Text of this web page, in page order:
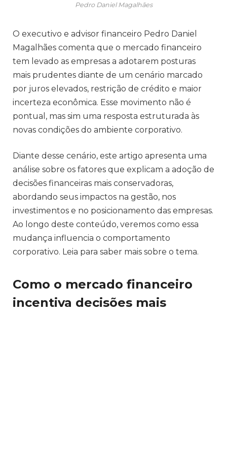
Pedro Daniel Magalhães
O executivo e advisor financeiro Pedro Daniel
Magalhães comenta que o mercado financeiro
tem levado as empresas a adotarem posturas
mais prudentes diante de um cenário marcado
por juros elevados, restrição de crédito e maior
incerteza econômica. Esse movimento não é
pontual, mas sim uma resposta estruturada às
novas condições do ambiente corporativo.
Diante desse cenário, este artigo apresenta uma
análise sobre os fatores que explicam a adoção de
decisões financeiras mais conservadoras,
abordando seus impactos na gestão, nos
investimentos e no posicionamento das empresas.
Ao longo deste conteúdo, veremos como essa
mudança influencia o comportamento
corporativo. Leia para saber mais sobre o tema.
Como o mercado financeiro
incentiva decisões mais